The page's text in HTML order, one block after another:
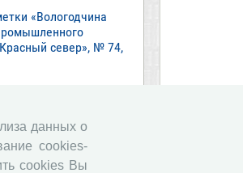
«Вологодчина
север», № 74,
«Повышение
эффекты и
данных о
cookies-
cookies Вы